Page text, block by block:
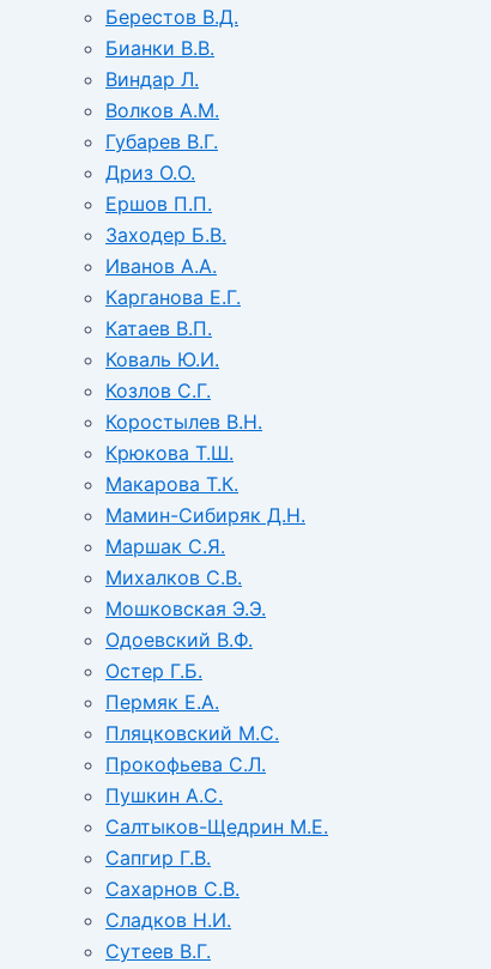
Берестов В.Д.
Бианки В.В.
Виндар Л.
Волков А.М.
Губарев В.Г.
Дриз О.О.
Ершов П.П.
Заходер Б.В.
Иванов А.А.
Карганова Е.Г.
Катаев В.П.
Коваль Ю.И.
Козлов С.Г.
Коростылев В.Н.
Крюкова Т.Ш.
Макарова Т.К.
Мамин-Сибиряк Д.Н.
Маршак С.Я.
Михалков С.В.
Мошковская Э.Э.
Одоевский В.Ф.
Остер Г.Б.
Пермяк Е.А.
Пляцковский М.С.
Прокофьева С.Л.
Пушкин А.С.
Салтыков-Щедрин М.Е.
Сапгир Г.В.
Сахарнов С.В.
Сладков Н.И.
Сутеев В.Г.